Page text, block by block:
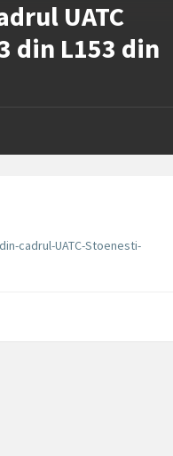
UATC
din L153 din
cadrul-UATC-Stoenesti-